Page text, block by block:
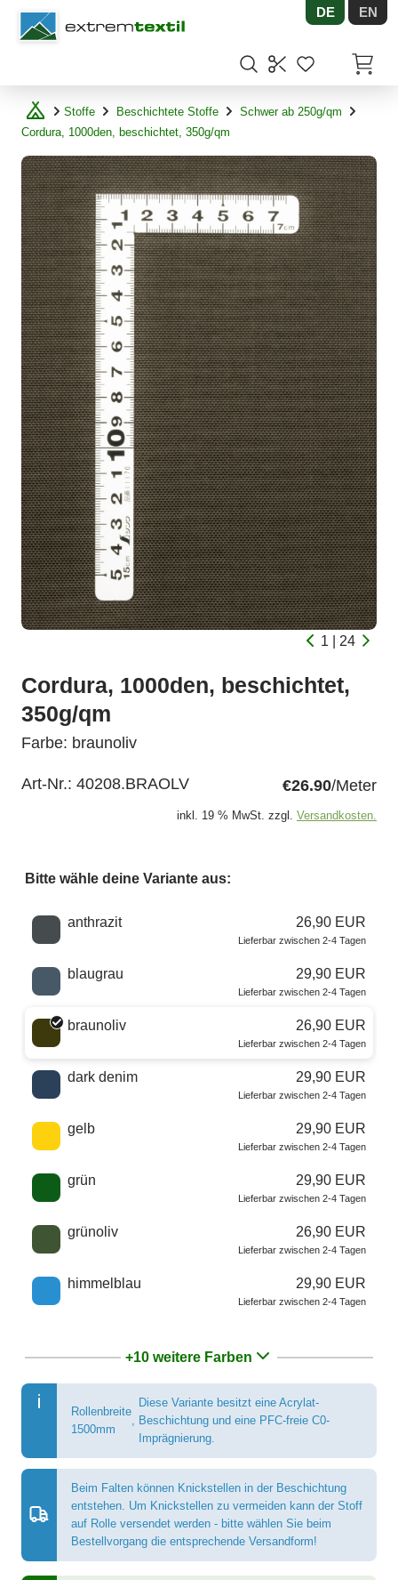
Shopware DE EN
Stoffe Beschichtete Stoffe
Schwer ab 250g/qm
Cordura, 1000den, beschichtet, 350g/qm
1 | 24
Cordura, 1000den, beschichtet,
350g/qm
Farbe: braunoliv
Art-Nr.: 40208.BRAOLV €26.90/Meter
inkl. 19 % MwSt. zzgl. Versandkosten.
Bitte wähle deine Variante aus:
Wähle eine Farbe
anthrazit 26,90 EUR
Lieferbar zwischen 2-4 Tagen
blaugrau 29,90 EUR
Lieferbar zwischen 2-4 Tagen
braunoliv 26,90 EUR
Lieferbar zwischen 2-4 Tagen
dark denim 29,90 EUR
Lieferbar zwischen 2-4 Tagen
gelb 29,90 EUR
Lieferbar zwischen 2-4 Tagen
grün 29,90 EUR
Lieferbar zwischen 2-4 Tagen
grünoliv 26,90 EUR
Lieferbar zwischen 2-4 Tagen
himmelblau 29,90 EUR
Lieferbar zwischen 2-4 Tagen
+10 weitere Farben
Rollenbreite
1500mm
,
Diese Variante besitzt eine Acrylat-
Beschichtung und eine PFC-freie C0-
Imprägnierung.
Beim Falten können Knickstellen in der Beschichtung
entstehen. Um Knickstellen zu vermeiden kann der Stoff
auf Rolle versendet werden - bitte wählen Sie beim
Bestellvorgang die entsprechende Versandform!